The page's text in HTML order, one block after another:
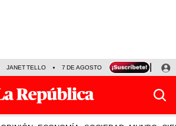
JANET TELLO 7 DE AGOSTO TINKA RESULTADOS